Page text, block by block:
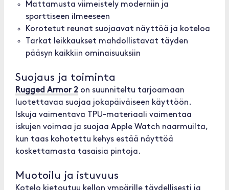
Mattamusta viimeistely moderniin ja
sporttiseen ilmeeseen
Korotetut reunat suojaavat näyttöä ja koteloa
Tarkat leikkaukset mahdollistavat täyden
pääsyn kaikkiin ominaisuuksiin
Suojaus ja toiminta
Rugged Armor 2 on suunniteltu tarjoamaan
luotettavaa suojaa jokapäiväiseen käyttöön.
Iskuja vaimentava TPU-materiaali vaimentaa
iskujen voimaa ja suojaa Apple Watch naarmuilta,
kun taas kohotettu kehys estää näyttöä
koskettamasta tasaisia pintoja.
Muotoilu ja istuvuus